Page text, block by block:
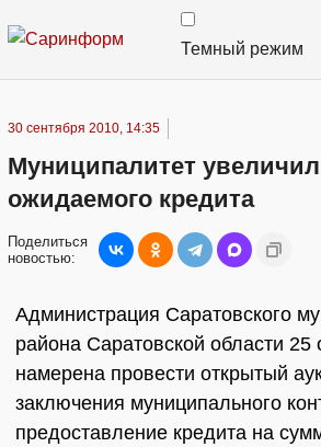
Темный режим
30 сентября 2010, 14:35
Муниципалитет
ожидаемого кредита
Поделиться
новостью:
Администрация Саратовского
района Саратовской области 25
намерена провести открытый
заключения муниципального
предоставление кредита на